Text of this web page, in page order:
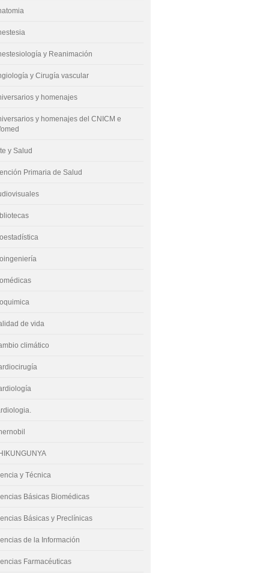
y Reanimación
y Cirugía vascular
y homenajes
y homenajes del CNICM e
y Salud
Primaria de Salud
de vida
climático
y Técnica
Básicas Biomédicas
Básicas y Preclínicas
de la Información
Farmacéuticas